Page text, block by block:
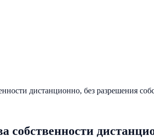
дистанционно, без разрешения